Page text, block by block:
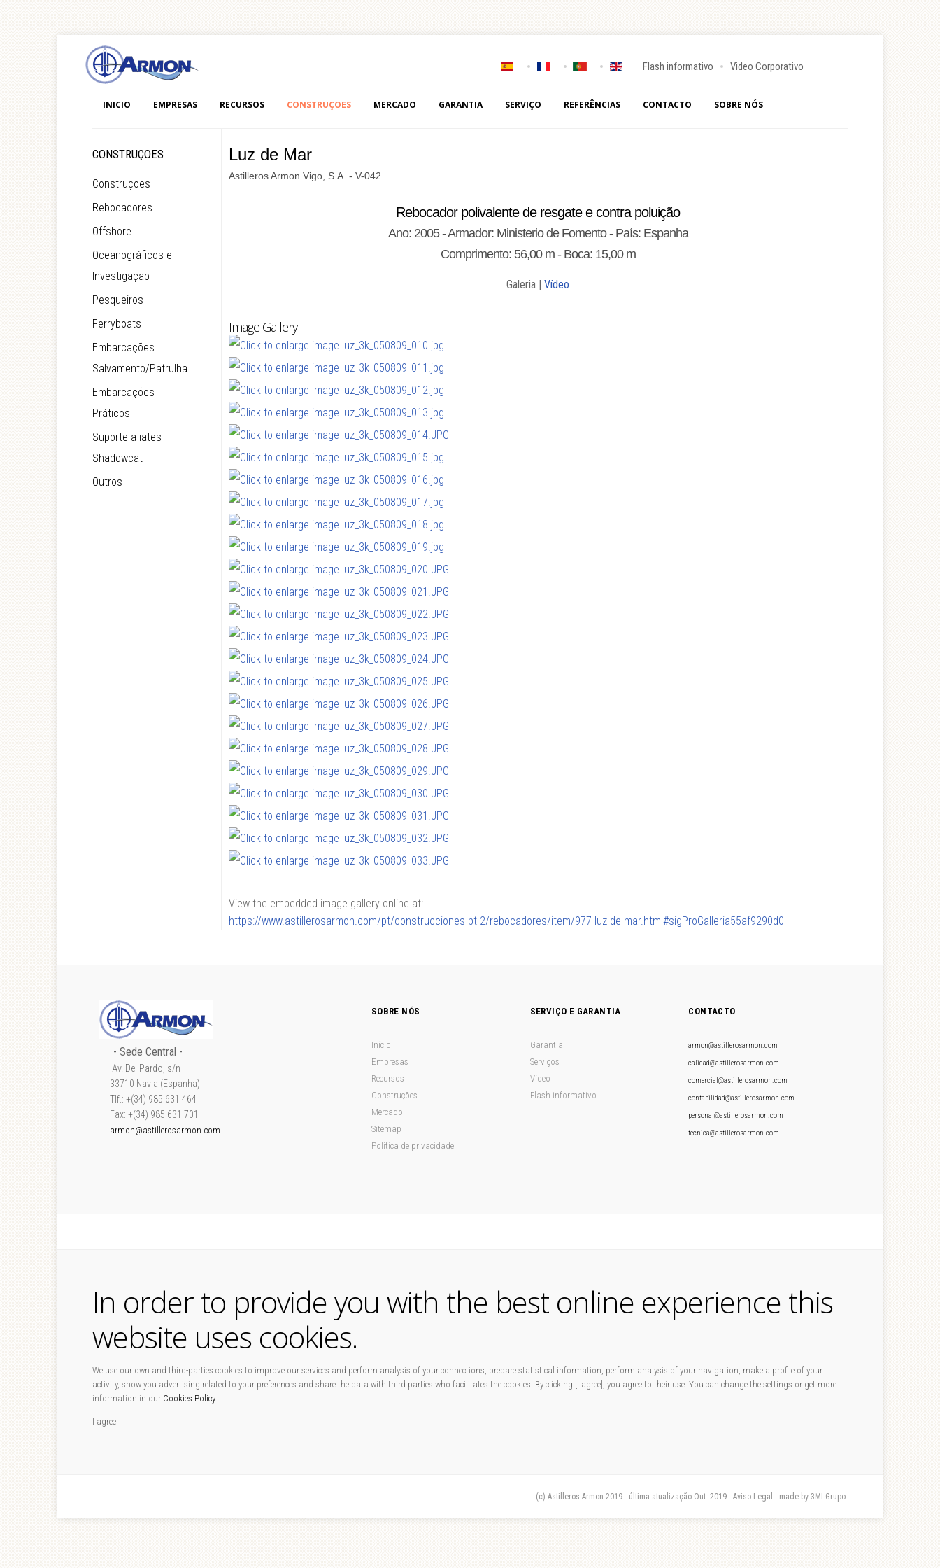
Flash informativo Video Corporativo
INICIO EMPRESAS RECURSOS CONSTRUÇOES MERCADO GARANTIA SERVIÇO REFERÊNCIAS CONTACTO SOBRE NÓS
Luz de Mar
Astilleros Armon Vigo, S.A. - V-042
Rebocador polivalente de resgate e contra poluição
Ano: 2005 - Armador: Ministerio de Fomento - País: Espanha
Comprimento: 56,00 m - Boca: 15,00 m
Galeria |Vídeo
Image Gallery
View the embedded image gallery online at:
https://www.astillerosarmon.com/pt/construcciones-pt-2/rebocadores/item/977-luz-de-mar.html#sigProGalleria55af9290d0
CONSTRUÇOES
Construçoes
Rebocadores
Offshore
Oceanográficos e
Investigação
Pesqueiros
Ferryboats
Embarcações
Salvamento/Patrulha
Embarcações
Práticos
Suporte a iates -
Shadowcat
Outros
- Sede Central -
Av. Del Pardo, s/n
33710 Navia (Espanha)
Tlf.: +(34) 985 631 464
Fax: +(34) 985 631 701
armon@astillerosarmon.com
SOBRE NÓS
Início
Empresas
Recursos
Construções
Mercado
Sitemap
Política de privacidade
SERVIÇO E GARANTIA
Garantia
Serviços
Vídeo
Flash informativo
CONTACTO
armon@astillerosarmon.com
calidad@astillerosarmon.com
comercial@astillerosarmon.com
contabilidad@astillerosarmon.com
personal@astillerosarmon.com
tecnica@astillerosarmon.com
In order to provide you with the best online experience this
website uses cookies.
We use our own and third-parties cookies to improve our services and perform analysis of your connections, prepare statistical information, perform analysis of your navigation, make a profile of your
activity, show you advertising related to your preferences and share the data with third parties who facilitates the cookies. By clicking [I agree], you agree to their use. You can change the settings or get more
information in our Cookies Policy.
I agree
(c) Astilleros Armon 2019 - última atualização Out. 2019 - Aviso Legal - made by 3MI Grupo.